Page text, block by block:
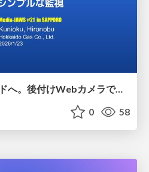
現場のリアルをクラウドへ。後付けWebカメラでつくるシンプルな監視
0 58